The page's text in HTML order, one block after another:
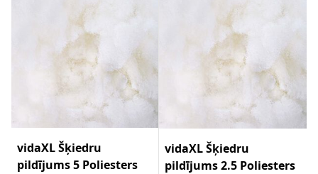
vidaXL Šķiedru
pildījums 5 Poliesters
vidaXL Šķiedru
pildījums 2.5 Poliesters